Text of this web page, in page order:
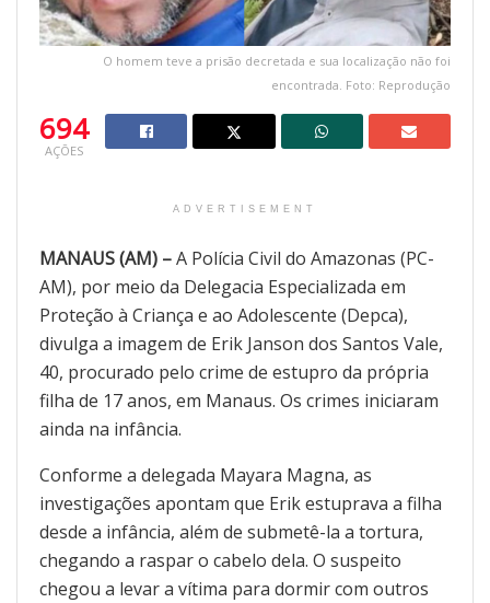
O homem teve a prisão decretada e sua localização não foi
encontrada. Foto: Reprodução
694
AÇÕES
ADVERTISEMENT
MANAUS (AM) –A Polícia Civil do Amazonas (PC-
AM), por meio da Delegacia Especializada em
Proteção à Criança e ao Adolescente (Depca),
divulga a imagem de Erik Janson dos Santos Vale,
40, procurado pelo crime de estupro da própria
filha de 17 anos, em Manaus. Os crimes iniciaram
ainda na infância.
Conforme a delegada Mayara Magna, as
investigações apontam que Erik estuprava a filha
desde a infância, além de submetê-la a tortura,
chegando a raspar o cabelo dela. O suspeito
chegou a levar a vítima para dormir com outros